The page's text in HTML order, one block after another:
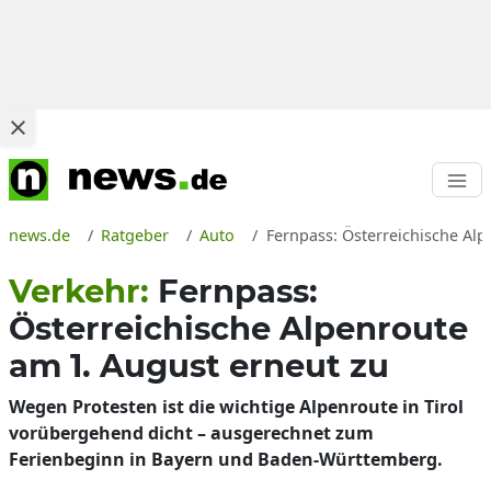
news.de Ratgeber Auto Fernpass: Österreichische
Verkehr: Fernpass:
Österreichische Alpenroute
am 1. August erneut zu
Wegen Protesten ist die wichtige Alpenroute in Tirol
vorübergehend dicht – ausgerechnet zum
Ferienbeginn in Bayern und Baden-Württemberg.